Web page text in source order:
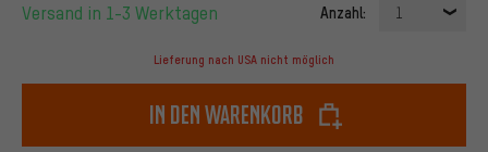
Versand in 1-3 Werktagen Anzahl: 1
Lieferung nach USA nicht möglich
In den Warenkorb